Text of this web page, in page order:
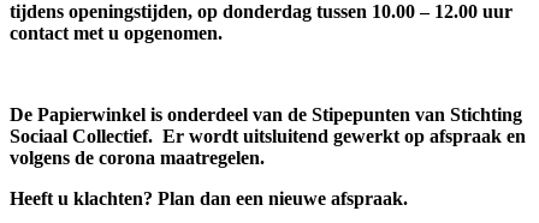
tijdens openingstijden, op donderdag tussen 10.00 – 12.00 uur
contact met u opgenomen.
De Papierwinkel is onderdeel van de Stipepunten van Stichting
Sociaal Collectief. Er wordt uitsluitend gewerkt op afspraak en
volgens de corona maatregelen.
Heeft u klachten? Plan dan een nieuwe afspraak.